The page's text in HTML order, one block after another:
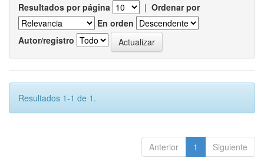
Resultados por página | Ordenar por
En orden
Autor/registro
Resultados 1-1 de 1.
Anterior 1 Siguiente